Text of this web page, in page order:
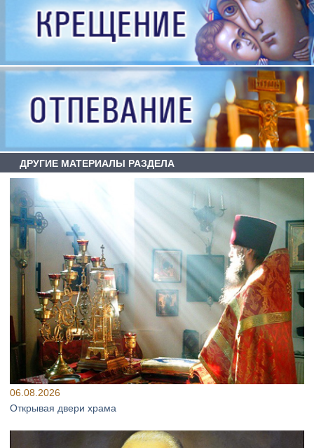
ДРУГИЕ МАТЕРИАЛЫ РАЗДЕЛА
06.08.2026
Открывая двери храма